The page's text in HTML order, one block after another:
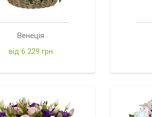
Венеція
від 6 229 грн